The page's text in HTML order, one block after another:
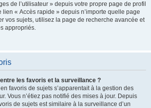
de l’utilisateur » depuis votre propre page de profil
« Accès rapide » depuis n’importe quelle page
vos sujets, utilisez la page de recherche avancée et
appropriés.
les favoris et la surveillance ?
favoris de sujets s’apparentait à la gestion des
Vous n’étiez pas notifié des mises à jour. Depuis
de sujets est similaire à la surveillance d’un